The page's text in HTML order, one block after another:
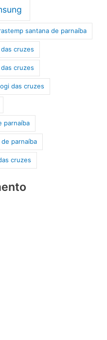
santana de parnaíba
cruzes
cruzes
das cruzes
parnaíba
parnaíba
cruzes